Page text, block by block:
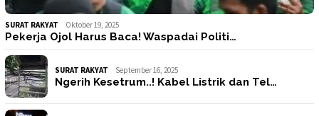
SURAT RAKYAT Oktober 19, 2025
Pekerja Ojol Harus Baca! Waspadai Politi…
SURAT RAKYAT September 16, 2025
Ngerih Kesetrum..! Kabel Listrik dan Tel…